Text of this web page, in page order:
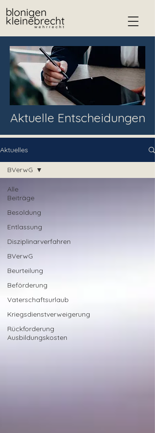
Aktuelle Entscheidungen
Aktuelles
Alle
Beiträge
Besoldung
Entlassung
Disziplinarverfahren
BVerwG
Beurteilung
Beförderung
Vaterschaftsurlaub
Kriegsdienstverweigerung
Rückforderung
Ausbildungskosten
BVerwG